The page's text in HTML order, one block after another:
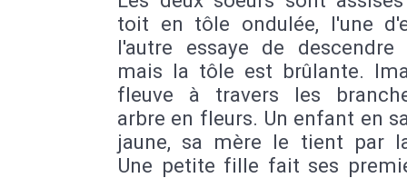
toit en tôle ondulée, l'une
l'autre essaye de
mais la tôle est brûlante.
fleuve à travers les
arbre en fleurs. Un enfant en
jaune, sa mère le tient par
Une petite fille fait ses